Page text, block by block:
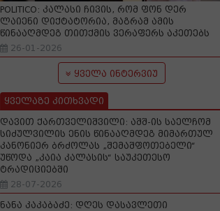
POLITICO: კალასი ჩივის, რომ ფონ დერ
ლაიენი დიქტატორია, მაგრამ ამის
წინააღმდეგ თითქმის ვერაფერს აკეთებს
26-01-2026
ყველა ინტერვიუ
ყველაზე კითხვადი
დავით ქართველიშვილი: აშშ-ის საელჩომ
სიძულვილის ენის წინააღმდეგ მიმართულ
კანონიერ ბრძოლას „შემაშფოთებელი“
უწოდა „კაია კალასის“ საუკეთესო
ტრადიციებში
28-07-2026
ნანა კაკაბაძე: დღეს დასავლეთი